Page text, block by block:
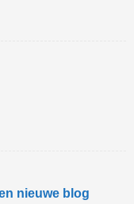
nieuwe blog